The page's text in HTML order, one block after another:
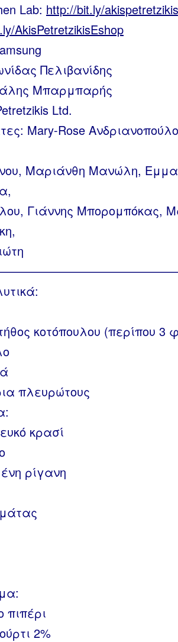
Lab: http://bit.ly/
AkisPetretzikisEshop
Πελιβανίδης
Μπαρμπαρής
Ltd.
Mary-Rose
Μαριάνθη Μανώλη,
Γιάννης Μπορομπόκας,
κοτόπουλου (περίπου 3
πλευρώτους
κρασί
ρίγανη
πιπέρι
2%